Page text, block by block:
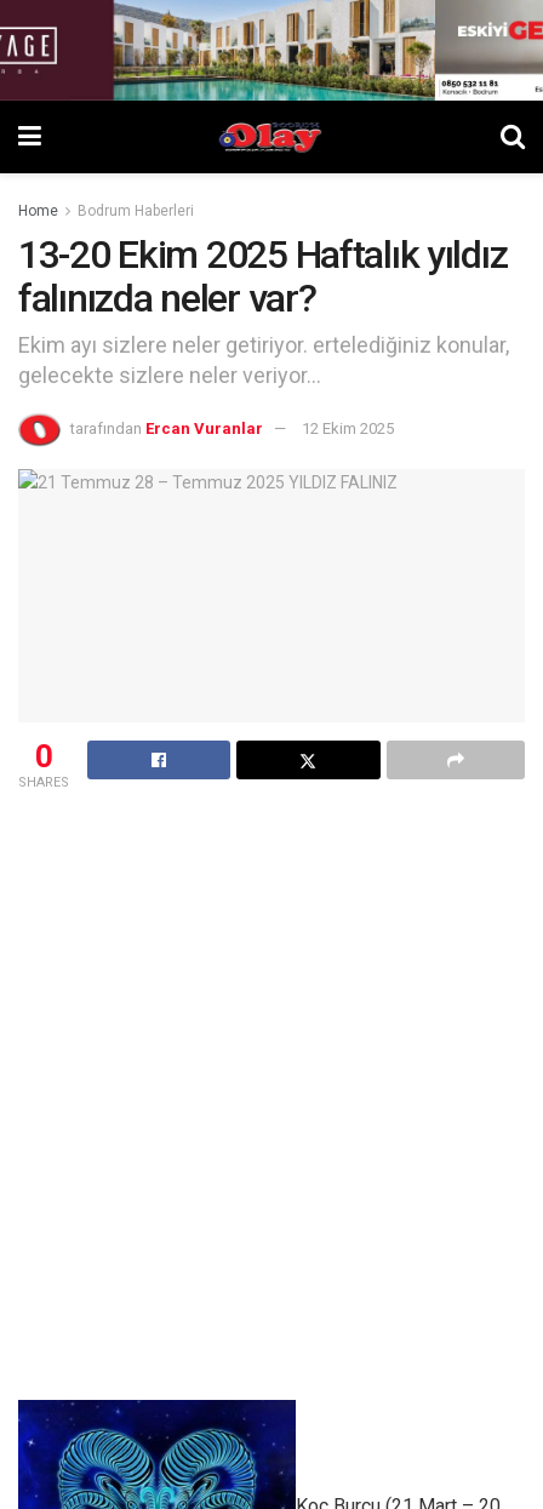
Home Bodrum Haberleri
13-20 Ekim 2025 Haftalık yıldız
falınızda neler var?
Ekim ayı sizlere neler getiriyor. ertelediğiniz konular,
gelecekte sizlere neler veriyor...
tarafından Ercan Vuranlar 12 Ekim 2025
0
SHARES